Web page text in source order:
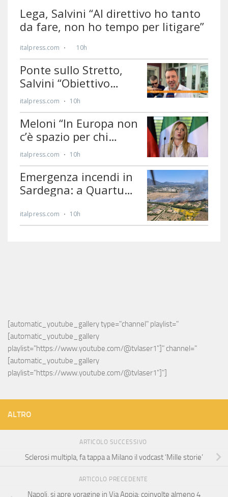
[automatic_youtube_gallery type="channel" playlist="
[automatic_youtube_gallery
playlist="https://www.youtube.com/@tvlaser1"]" channel="
[automatic_youtube_gallery
playlist="https://www.youtube.com/@tvlaser1"]"]
ALTRO
ARTICOLO SUCCESSIVO
Sclerosi multipla, fa tappa a Milano il vodcast ‘Mille storie’
ARTICOLO PRECEDENTE
Napoli, si apre voragine in Via Appia: coinvolte almeno 4